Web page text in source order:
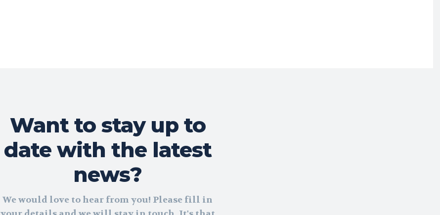
Want to stay up to
date with the latest
news?
We would love to hear from you! Please fill in